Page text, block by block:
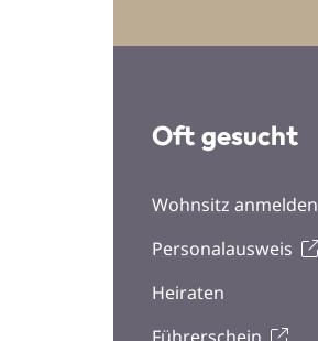
Oft gesucht
Wohnsitz anmelden
Personalausweis
Heiraten